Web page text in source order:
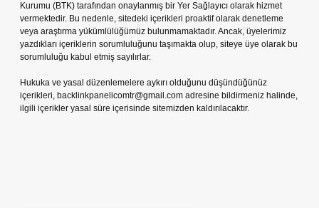
Kurumu (BTK) tarafından onaylanmış bir Yer Sağlayıcı olarak hizmet
vermektedir. Bu nedenle, sitedeki içerikleri proaktif olarak denetleme
veya araştırma yükümlülüğümüz bulunmamaktadır. Ancak, üyelerimiz
yazdıkları içeriklerin sorumluluğunu taşımakta olup, siteye üye olarak bu
sorumluluğu kabul etmiş sayılırlar.
Hukuka ve yasal düzenlemelere aykırı olduğunu düşündüğünüz
içerikleri, backlinkpanelicomtr@gmail.com adresine bildirmeniz halinde,
ilgili içerikler yasal süre içerisinde sitemizden kaldırılacaktır.